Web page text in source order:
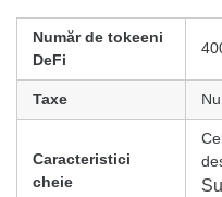
Număr de tokeeni
DeFi
Taxe
Caracteristici
cheie